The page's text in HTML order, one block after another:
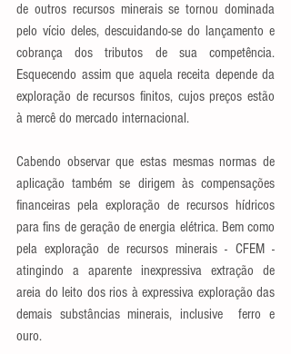
de outros recursos minerais se tornou dominada
pelo vício deles, descuidando-se do lançamento e
cobrança dos tributos de sua competência.
Esquecendo assim que aquela receita depende da
exploração de recursos finitos, cujos preços estão
à mercê do mercado internacional.
Cabendo observar que estas mesmas normas de
aplicação também se dirigem às compensações
financeiras pela exploração de recursos hídricos
para fins de geração de energia elétrica. Bem como
pela exploração de recursos minerais - CFEM -
atingindo a aparente inexpressiva extração de
areia do leito dos rios à expressiva exploração das
demais substâncias minerais, inclusive  ferro e
ouro.